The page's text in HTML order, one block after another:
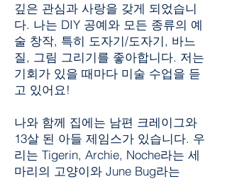
깊은 관심과 사랑을 갖게 되었습니
다. 나는 DIY 공예와 모든 종류의 예
술 창작, 특히 도자기/도자기, 바느
질, 그림 그리기를 좋아합니다. 저는
기회가 있을 때마다 미술 수업을 듣
고 있어요!
나와 함께 집에는 남편 크레이그와
13살 된 아들 제임스가 있습니다. 우
리는 Tigerin, Archie, Noche라는 세
마리의 고양이와 June Bug라는